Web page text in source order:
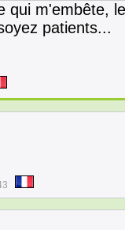
qui m'embête,
patients...